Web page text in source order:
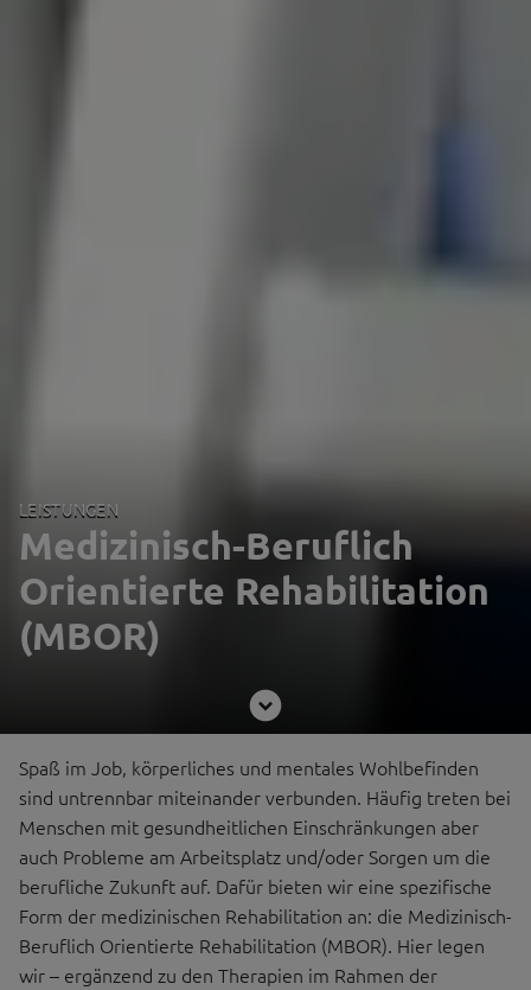
LEISTUNGEN
Medizinisch-Beruflich
Orientierte Rehabilitation
(MBOR)
Spaß im Job, körperliches und mentales Wohlbefinden
sind untrennbar miteinander verbunden. Häufig treten bei
Menschen mit gesundheitlichen Einschränkungen aber
auch Probleme am Arbeitsplatz und/oder Sorgen um die
berufliche Zukunft auf. Dafür bieten wir eine spezifische
Form der medizinischen Rehabilitation an: die Medizinisch-
Beruflich Orientierte Rehabilitation (MBOR). Hier legen
wir – ergänzend zu den Therapien im Rahmen der